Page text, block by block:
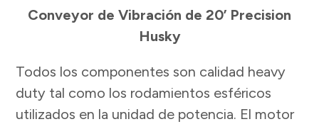
Conveyor de Vibración de 20’ Precision
Husky
Todos los componentes son calidad heavy
duty tal como los rodamientos esféricos
utilizados en la unidad de potencia. El motor